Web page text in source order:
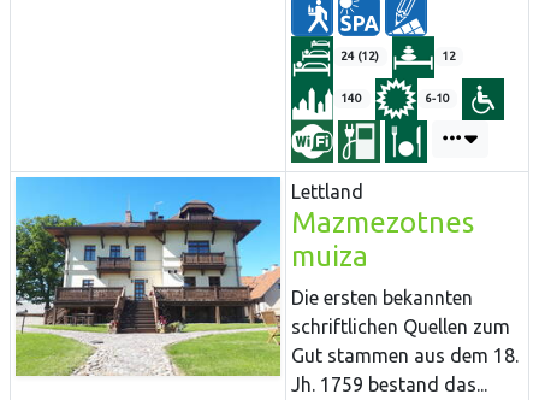
24 (12) 12
140 6-10
Lettland
Mazmezotnes
muiza
Die ersten bekannten
schriftlichen Quellen zum
Gut stammen aus dem 18.
Jh. 1759 bestand das...